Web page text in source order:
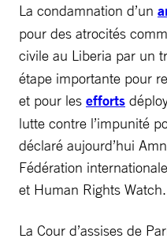
La condamnation d’un
pour des atrocités
civile au Liberia par un
étape importante pour
et pour les efforts
lutte contre l’impunité
déclaré aujourd’hui
Fédération
et Human Rights Watch.
La Cour d’assises de